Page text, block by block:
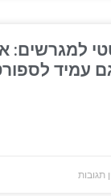
למגרשים:
עמיד
תגובות